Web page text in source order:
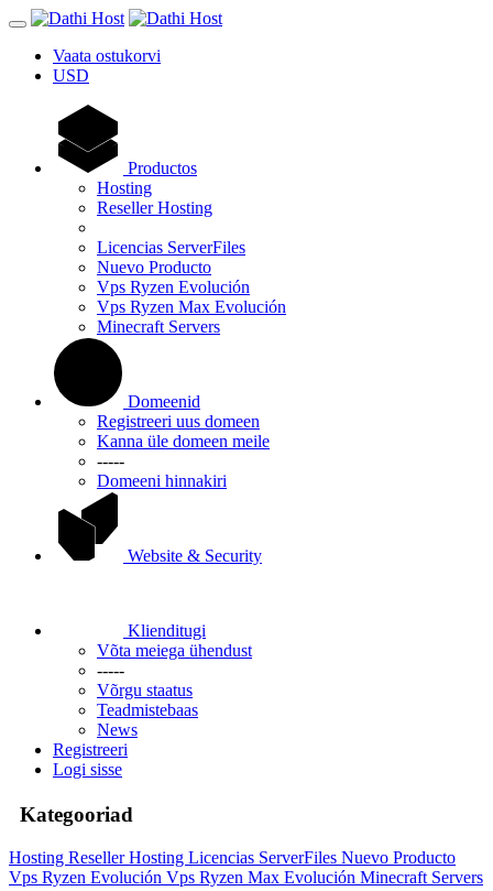
Vaata ostukorvi
USD
Productos
Hosting
Reseller Hosting
Licencias ServerFiles
Nuevo Producto
Vps Ryzen Evolución
Vps Ryzen Max Evolución
Minecraft Servers
Domeenid
Registreeri uus domeen
Kanna üle domeen meile
-----
Domeeni hinnakiri
Website & Security
Klienditugi
Võta meiega ühendust
-----
Võrgu staatus
Teadmistebaas
News
Registreeri
Logi sisse
Kategooriad
Hosting Reseller Hosting Licencias ServerFiles Nuevo Producto
Vps Ryzen Evolución Vps Ryzen Max Evolución Minecraft Servers